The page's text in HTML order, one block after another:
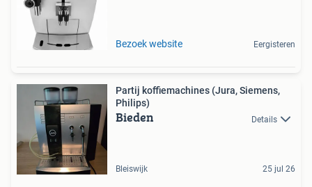
Bezoek website Eergisteren
Partij koffiemachines (Jura, Siemens,
Philips)
Bieden Details
Bleiswijk 25 jul 26